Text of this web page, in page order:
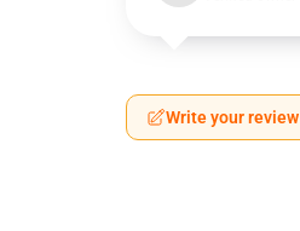
Write your review